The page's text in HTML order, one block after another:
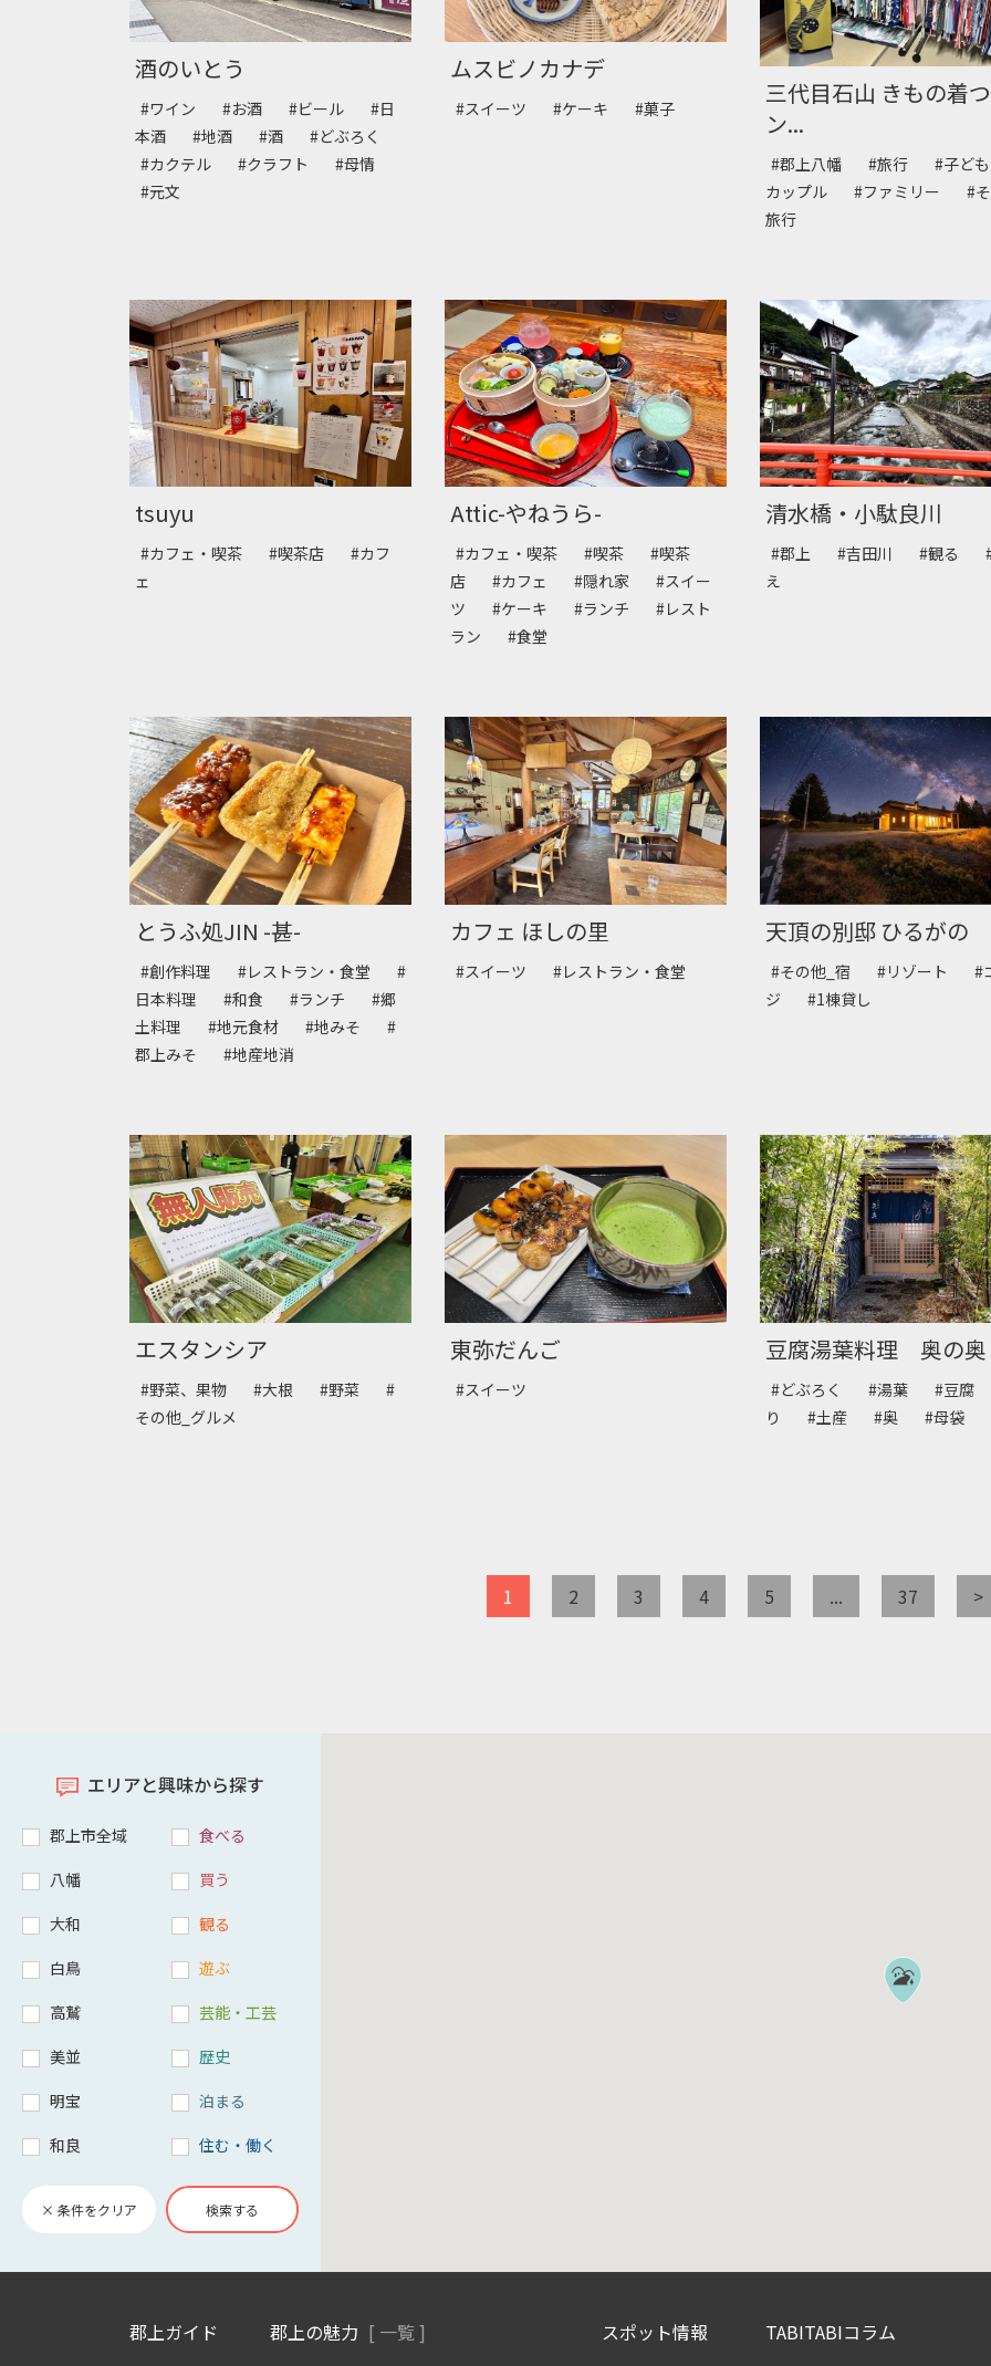
酒のいとう
#ワイン #お酒 #ビール
#日
本酒
#地酒 #酒
#どぶろく
#カクテル
#クラフト
#母情
#元文
ムスビノカナデ
#スイーツ #ケーキ #菓子
三代目石山 きもの着
ン...
#郡上八幡 #旅行
#子ど
カップル
#ファミリー
#
旅行
tsuyu
#カフェ・喫茶 #喫茶店
#カフ
ェ
Attic-やねうら-
#カフェ・喫茶 #喫茶
#喫茶
店
#カフェ #隠れ家
#スイー
ツ
#ケーキ #ランチ
#レスト
ラン
#食堂
清水橋・小駄良川
#郡上 #吉田川 #観る
え
とうふ処JIN -甚-
#創作料理 #レストラン・食堂
#
日本料理
#和食 #ランチ
#郷
土料理
#地元食材 #地みそ
#
郡上みそ
#地産地消
カフェ ほしの里
#スイーツ #レストラン・食堂
天頂の別邸 ひるがの
#その他_宿 #リゾート
#
ジ
#1棟貸し
エスタンシア
#野菜、果物 #大根 #野菜
#
その他_グルメ
東弥だんご
#スイーツ
豆腐湯葉料理 奥の奥
#どぶろく #湯葉
#豆腐
り
#土産 #奥 #母袋
1 2 3 4 5 ... 37 >
エリアと興味から探す
郡上市全域
八幡
大和
白鳥
高鷲
美並
明宝
和良
食べる
買う
観る
遊ぶ
芸能・工芸
歴史
泊まる
住む・働く
× 条件をクリア 検索する
郡上ガイド 郡上の魅力 [ 一覧 ] スポット情報 TABITABIコラム